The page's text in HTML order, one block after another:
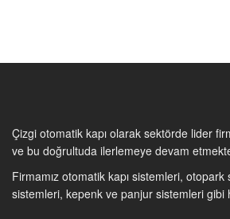
Çizgi otomatik kapı olarak sektörde lider
ve bu doğrultuda ilerlemeye devam
Firmamız otomatik kapı sistemleri, otopark
sistemleri, kepenk ve panjur sistemleri gibi